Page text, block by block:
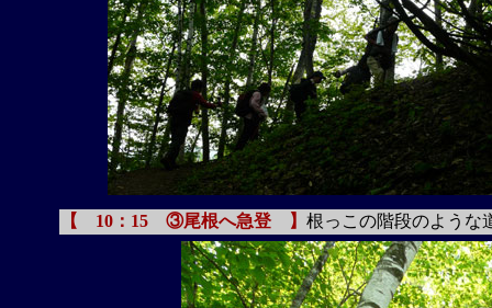
【 10：15 ③尾根へ急登 】 根っこの階段のような